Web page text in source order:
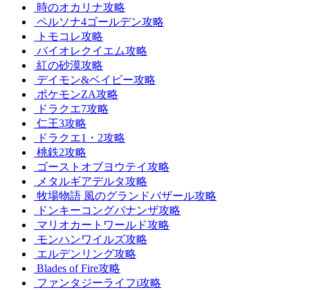
時のオカリナ攻略
ペルソナ4ゴールデン攻略
トモコレ攻略
バイオレクイエム攻略
紅の砂漠攻略
デイモン&ベイビー攻略
ポケモンZA攻略
ドラクエ7攻略
仁王3攻略
ドラクエ1・2攻略
桃鉄2攻略
ゴーストオブヨウテイ攻略
メタルギアデルタ攻略
牧場物語 風のグランドバザール攻略
ドンキーコングバナンザ攻略
マリオカートワールド攻略
モンハンワイルズ攻略
エルデンリング攻略
Blades of Fire攻略
ファンタジーライフi攻略